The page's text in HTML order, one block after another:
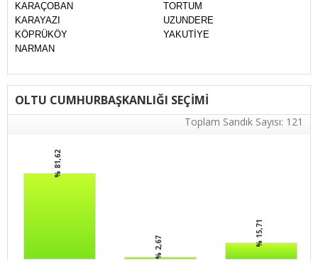
KARAÇOBAN
KARAYAZI
KÖPRÜKÖY
NARMAN
TORTUM
UZUNDERE
YAKUTİYE
OLTU CUMHURBAŞKANLIĞI SEÇİMİ
Toplam Sandık Sayısı: 121
% 81,62
% 2,67 % 15,71